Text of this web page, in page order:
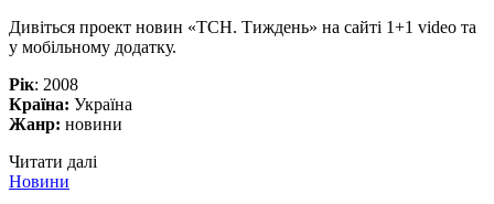
Дивіться проект новин «ТСН. Тиждень» на сайті 1+1 video та
у мобільному додатку.
Рік: 2008
Країна: Україна
Жанр: новини
Читати далі
Новини